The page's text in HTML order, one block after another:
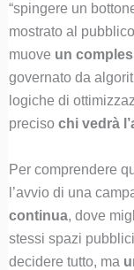
“spingere un
mostrato al
muove un
governato da
logiche di
preciso chi vedrà
Per comprendere
l’avvio di una
continua, dove
stessi spazi
decidere tutto, ma